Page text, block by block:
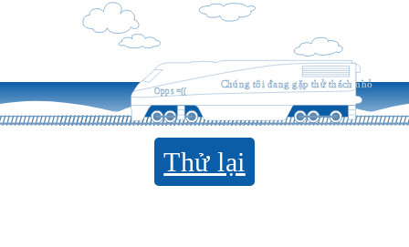
Opps =((
Chúng tôi đang gặp thử thách nhỏ
Thử lại